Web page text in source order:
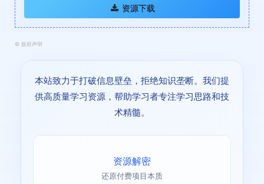
资源下载
© 版权声明
本站致力于打破信息壁垒，拒绝知识垄断。我们提
供高质量学习资源，帮助学习者专注学习思路和技
术精髓。
资源解密
还原付费项目本质